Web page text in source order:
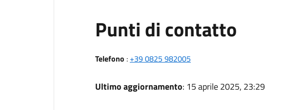
Punti di contatto
Telefono : +39 0825 982005
Ultimo aggiornamento: 15 aprile 2025, 23:29